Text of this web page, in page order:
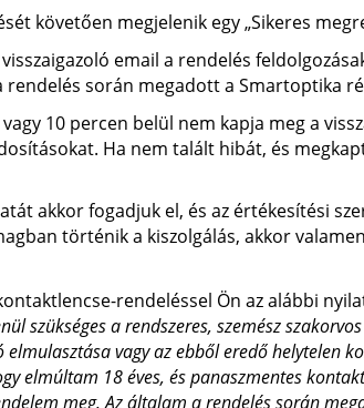
követően megjelenik egy „Sikeres
email a rendelés
során megadott a Smartoptika
10 percen belül nem kapja meg a
Ha nem talált hibát, és
akkor fogadjuk el, és az értékesítési
történik a kiszolgálás, akkor
rendeléssel Ön az alábbi
szükséges a rendszeres, szemész
vagy az ebből eredő helytelen
elmúltam 18 éves, és panaszmentes
meg. Az általam a rendelés során